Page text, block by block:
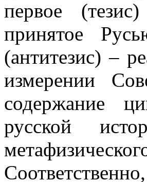
первое
принятое
(антитезис) –
измерении
содержание
русской